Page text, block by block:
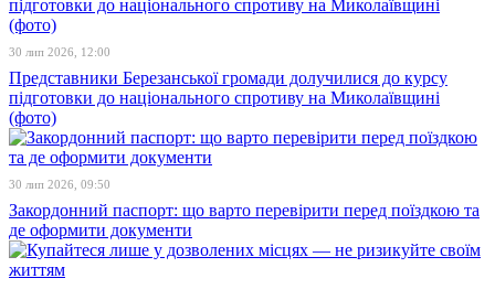
30 лип 2026, 12:00
Представники Березанської громади долучилися до курсу
підготовки до національного спротиву на Миколаївщині
(фото)
30 лип 2026, 09:50
Закордонний паспорт: що варто перевірити перед поїздкою та
де оформити документи